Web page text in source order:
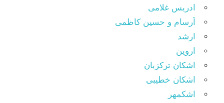
ادریس غلامی
اَرسام و حسین کاظمی
ارشد
اروین
اشکان ترکزبان
اشکان خطیبی
اشکمهر